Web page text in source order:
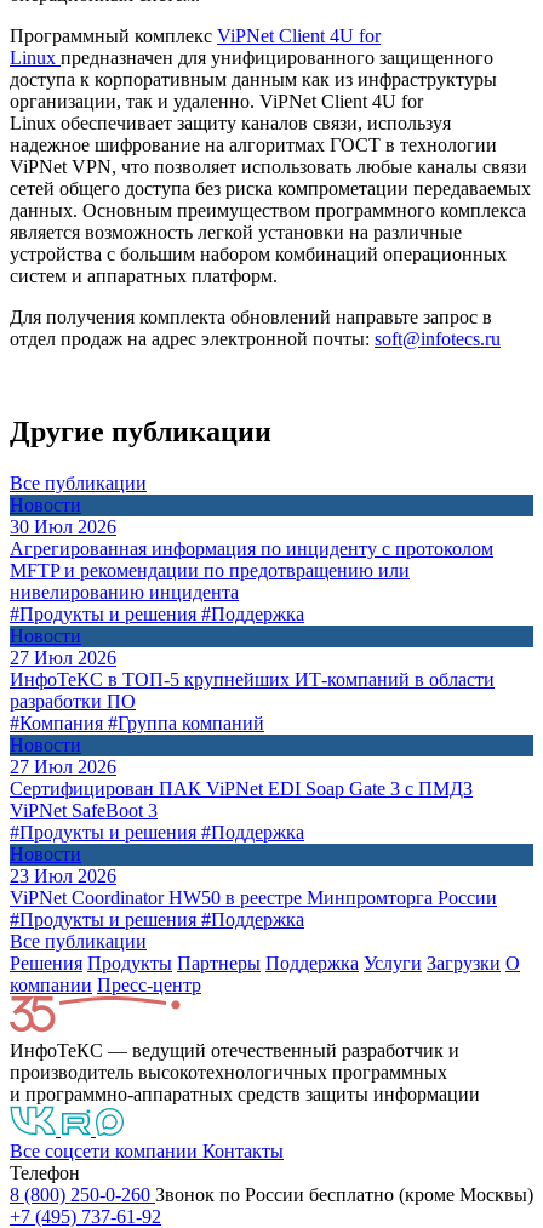
Программный комплекс ViPNet Client 4U for
Linux предназначен для унифицированного защищенного
доступа к корпоративным данным как из инфраструктуры
организации, так и удаленно. ViPNet Client 4U for
Linux обеспечивает защиту каналов связи, используя
надежное шифрование на алгоритмах ГОСТ в технологии
ViPNet VPN, что позволяет использовать любые каналы связи
сетей общего доступа без риска компрометации передаваемых
данных. Основным преимуществом программного комплекса
является возможность легкой установки на различные
устройства с большим набором комбинаций операционных
систем и аппаратных платформ.
Для получения комплекта обновлений направьте запрос в
отдел продаж на адрес электронной почты: soft@infotecs.ru
Другие публикации
Все публикации
Новости
30 Июл 2026
Агрегированная информация по инциденту с протоколом
MFTP и рекомендации по предотвращению или
нивелированию инцидента
#Продукты и решения #Поддержка
Новости
27 Июл 2026
ИнфоТеКС в ТОП-5 крупнейших ИТ-компаний в области
разработки ПО
#Компания #Группа компаний
Новости
27 Июл 2026
Сертифицирован ПАК ViPNet EDI Soap Gate 3 с ПМДЗ
ViPNet SafeBoot 3
#Продукты и решения #Поддержка
Новости
23 Июл 2026
ViPNet Coordinator HW50 в реестре Минпромторга России
#Продукты и решения #Поддержка
Все публикации
Решения Продукты Партнeры Поддержка Услуги Загрузки О
компании Пресс-центр
ИнфоТеКС — ведущий отечественный разработчик и
производитель высокотехнологичных программных
и программно-аппаратных средств защиты информации
Все соцсети компании Контакты
Телефон
8 (800) 250-0-260 Звонок по России бесплатно (кроме Москвы)
+7 (495) 737-61-92